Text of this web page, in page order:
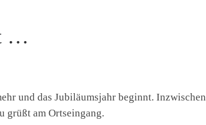
…
und das Jubiläumsjahr beginnt. Inzwischen
grüßt am Ortseingang.